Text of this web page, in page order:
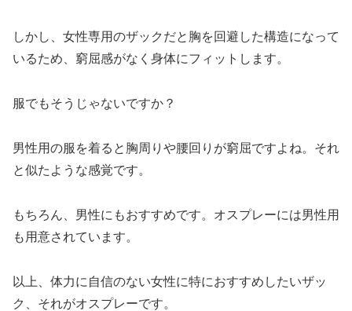
しかし、女性専用のザックだと胸を回避した構造になって
いるため、窮屈感がなく身体にフィットします。
服でもそうじゃないですか？
男性用の服を着ると胸周りや腰回りが窮屈ですよね。それ
と似たような感覚です。
もちろん、男性にもおすすめです。オスプレーには男性用
も用意されています。
以上、体力に自信のない女性に特におすすめしたいザッ
ク、それがオスプレーです。